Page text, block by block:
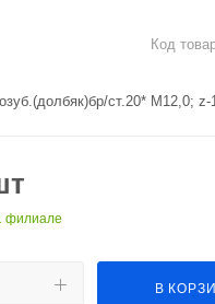
Код
ст.20* М12,0; z-
филиале
В